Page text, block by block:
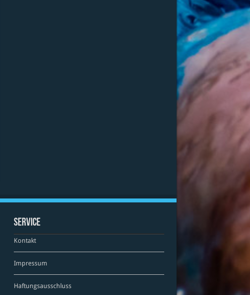
Service
Kontakt
Impressum
Haftungsausschluss